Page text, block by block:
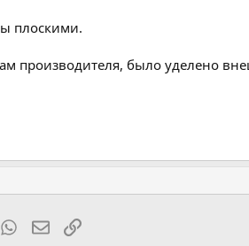
плоскими.
производителя, было уделено
WhatsApp
Электронная почта
Ссылка